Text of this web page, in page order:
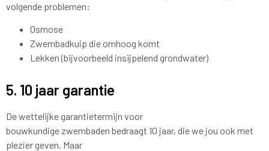
volgende problemen:
Osmose
Zwembadkuip die omhoog komt
Lekken (bijvoorbeeld insijpelend grondwater)
5. 10 jaar garantie
De wettelijke garantietermijn voor
bouwkundige zwembaden bedraagt 10 jaar, die we jou ook met
plezier geven. Maar